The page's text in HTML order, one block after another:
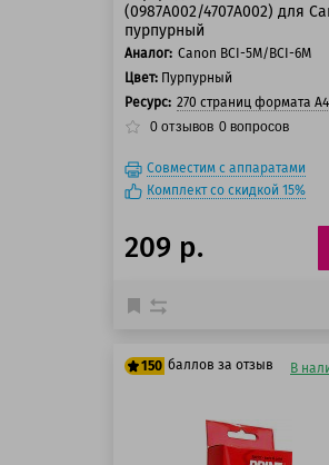
(0987A002/4707A002) для
пурпурный
Аналог: Canon BCI-5M/BCI-6M
Цвет: Пурпурный
Ресурс: 270 страниц формата
0 отзывов 0 вопросов
Совместим с аппаратами
Комплект со скидкой 15%
209 р.
150 баллов за отзыв
125 баллов
150 баллов
В